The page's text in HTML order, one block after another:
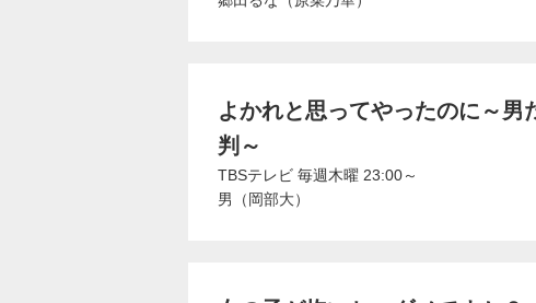
よかれと思ってやったのに～男
判～
TBSテレビ 毎週木曜 23:00～
男（岡部大）